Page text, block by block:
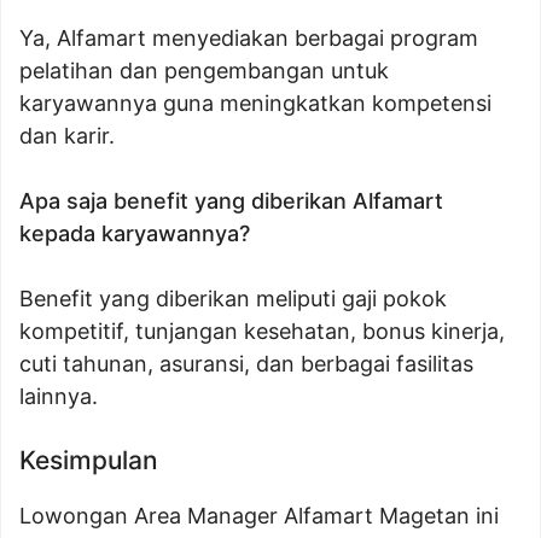
Ya, Alfamart menyediakan berbagai program
pelatihan dan pengembangan untuk
karyawannya guna meningkatkan kompetensi
dan karir.
Apa saja benefit yang diberikan Alfamart
kepada karyawannya?
Benefit yang diberikan meliputi gaji pokok
kompetitif, tunjangan kesehatan, bonus kinerja,
cuti tahunan, asuransi, dan berbagai fasilitas
lainnya.
Kesimpulan
Lowongan Area Manager Alfamart Magetan ini